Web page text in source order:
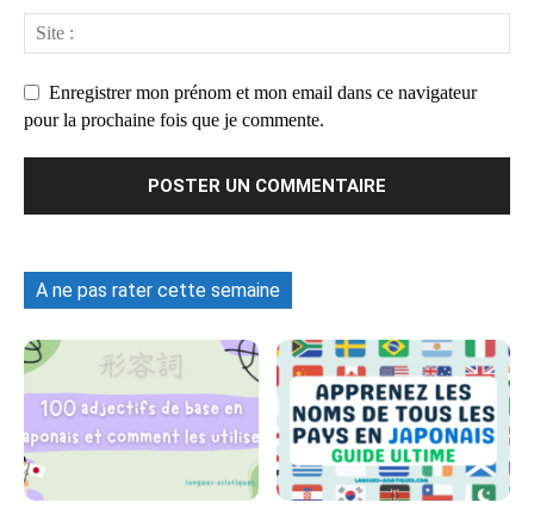
Enregistrer mon prénom et mon email dans ce navigateur
pour la prochaine fois que je commente.
A ne pas rater cette semaine